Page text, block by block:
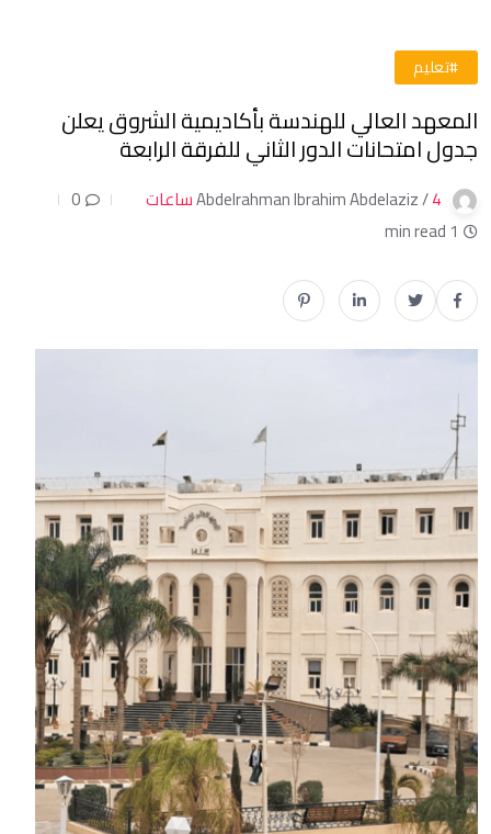
#تعليم
المعهد العالي للهندسة بأكاديمية الشروق يعلن
جدول امتحانات الدور الثاني للفرقة الرابعة
Abdelrahman Ibrahim Abdelaziz /4 ساعات
0
1 min read